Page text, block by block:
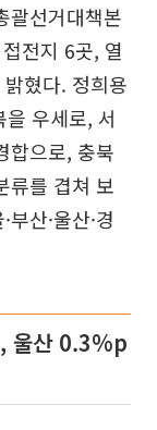
괄선거대책본
전지 6곳, 열
혔다. 정희용
우세로, 서
합으로, 충북
류를 겹쳐 보
산·울산·경
울산 0.3%p